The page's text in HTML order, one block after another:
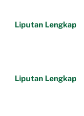
Liputan Lengkap
Liputan Lengkap